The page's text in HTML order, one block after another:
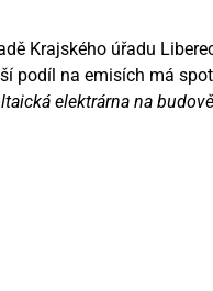
Krajského úřadu
podíl na emisích má
elektrárna na